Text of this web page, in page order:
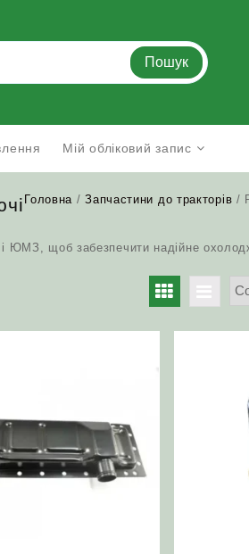
Пошук
Мій обліковий запис
Головна /Запчастини до тракторів /
ЮМЗ, щоб забезпечити надійне